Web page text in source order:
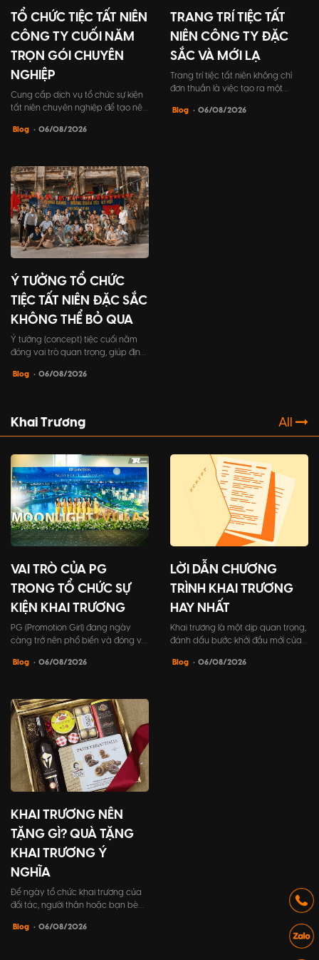
TỔ CHỨC TIỆC TẤT NIÊN
CÔNG TY CUỐI NĂM
TRỌN GÓI CHUYÊN
NGHIỆP
Cung cấp dịch vụ tổ chức sự kiện
tất niên chuyên nghiệp để tạo nên
buổi tiệc kết nối đồng nghiệp và
biết về cách tổ chức tất niên công
ty, từ lợi ích đến những bước tổ
chức chi tiết.
Blog • 06/08/2026
TRANG TRÍ TIỆC TẤT
NIÊN CÔNG TY ĐẶC
SẮC VÀ MỚI LẠ
Trang trí tiệc tất niên không chỉ
đơn thuần là việc tạo ra một
mang trong mình ý nghĩa to lớn.
Blog • 06/08/2026
Ý TƯỞNG TỔ CHỨC
TIỆC TẤT NIÊN ĐẶC SẮC
KHÔNG THỂ BỎ QUA
Ý tưởng (concept) tiệc cuối năm
đóng vai trò quan trọng, giúp định
kiện, từ chủ đề, trò chơi, cho đến
nghiệm đáng nhớ cho khách mời.
Blog • 06/08/2026
Khai Trương All
VAI TRÒ CỦA PG
TRONG TỔ CHỨC SỰ
KIỆN KHAI TRƯƠNG
PG (Promotion Girl) đang ngày
càng trở nên phổ biến và đóng vai
sự kiện khai trương. PG không chỉ
tích cực vào việc xây dựng hình
ảnh thương hiệu và tạo dựng ấn
tượng mạnh mẽ đối...
Blog • 06/08/2026
LỜI DẪN CHƯƠNG
TRÌNH KHAI TRƯƠNG
HAY NHẤT
Khai trương là một dịp quan trọng,
đánh dấu bước khởi đầu mới của
yếu tố trong sự kiện cần được
Blog • 06/08/2026
KHAI TRƯƠNG NÊN
TẶNG GÌ? QUÀ TẶNG
KHAI TRƯƠNG Ý
NGHĨA
Để ngày tổ chức khai trương của
đối tác, người thân hoặc bạn bè
món quà tặng đặc biệt. Hãy tham
Blog • 06/08/2026